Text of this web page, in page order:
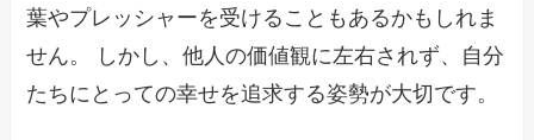
葉やプレッシャーを受けることもあるかもしれま
せん。 しかし、他人の価値観に左右されず、自分
たちにとっての幸せを追求する姿勢が大切です。